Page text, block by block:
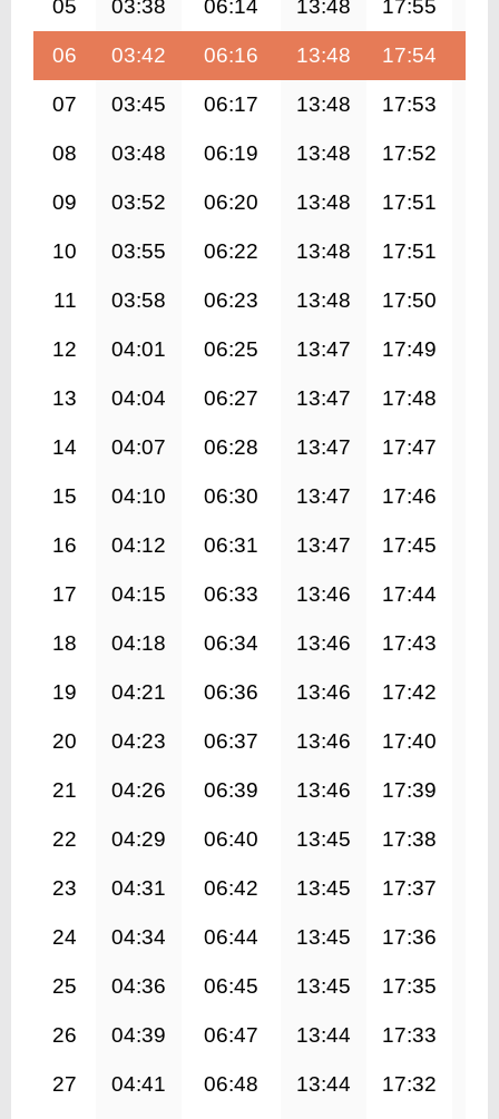
05 03:38 06:14 13:48 17:55
06 03:42 06:16 13:48 17:54
07 03:45 06:17 13:48 17:53
08 03:48 06:19 13:48 17:52
09 03:52 06:20 13:48 17:51
10 03:55 06:22 13:48 17:51
11 03:58 06:23 13:48 17:50
12 04:01 06:25 13:47 17:49
13 04:04 06:27 13:47 17:48
14 04:07 06:28 13:47 17:47
15 04:10 06:30 13:47 17:46
16 04:12 06:31 13:47 17:45
17 04:15 06:33 13:46 17:44
18 04:18 06:34 13:46 17:43
19 04:21 06:36 13:46 17:42
20 04:23 06:37 13:46 17:40
21 04:26 06:39 13:46 17:39
22 04:29 06:40 13:45 17:38
23 04:31 06:42 13:45 17:37
24 04:34 06:44 13:45 17:36
25 04:36 06:45 13:45 17:35
26 04:39 06:47 13:44 17:33
27 04:41 06:48 13:44 17:32